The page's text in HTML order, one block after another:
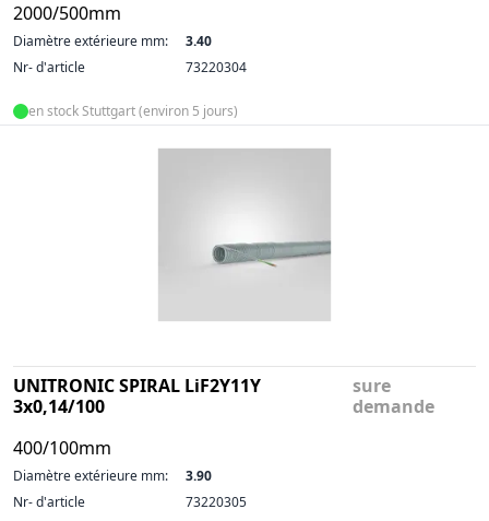
2000/500mm
Diamètre extérieure mm:
3.40
Nr- d'article
73220304
en stock Stuttgart (environ 5 jours)
UNITRONIC SPIRAL LiF2Y11Y
3x0,14/100
400/100mm
sure
demande
Diamètre extérieure mm:
3.90
Nr- d'article
73220305